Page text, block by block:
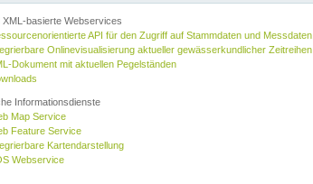
XML-basierte Webservices
API für den Zugriff auf Stammdaten und Messdaten.
Onlinevisualisierung aktueller gewässerkundlicher Zeitreihen
Dokument mit aktuellen Pegelständen
Informationsdienste
Map Service
Feature Service
Kartendarstellung
Webservice